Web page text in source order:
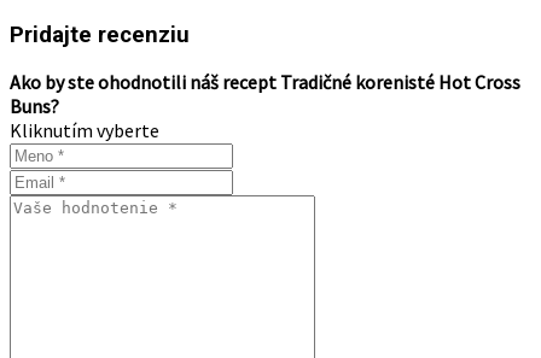
Pridajte recenziu
Ako by ste ohodnotili náš recept Tradičné korenisté Hot Cross
Buns?
Kliknutím vyberte